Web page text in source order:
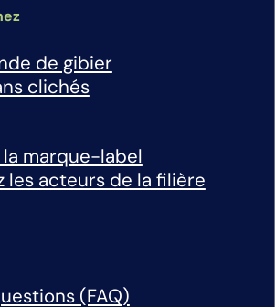
de gibier
clichés
marque-label
les acteurs de la filière
(FAQ)